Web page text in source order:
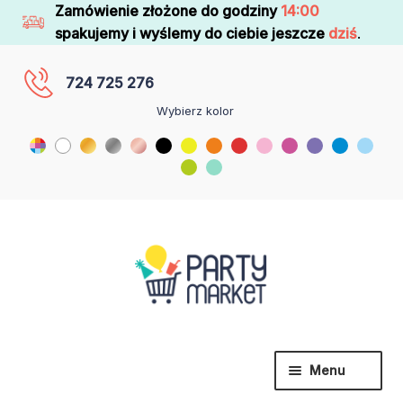
Zamówienie złożone do godziny 14:00
spakujemy i wyślemy do ciebie jeszcze dziś.
724 725 276
Wybierz kolor
Menu